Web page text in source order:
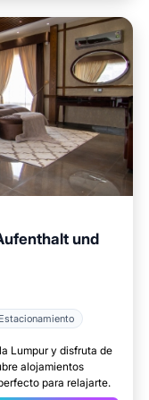
und
Estacionamiento
Lumpur y disfruta de
alojamientos
para relajarte.